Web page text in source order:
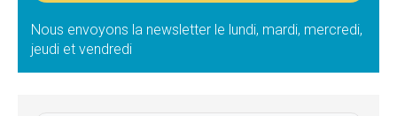
Nous envoyons la newsletter le lundi, mardi, mercredi,
jeudi et vendredi